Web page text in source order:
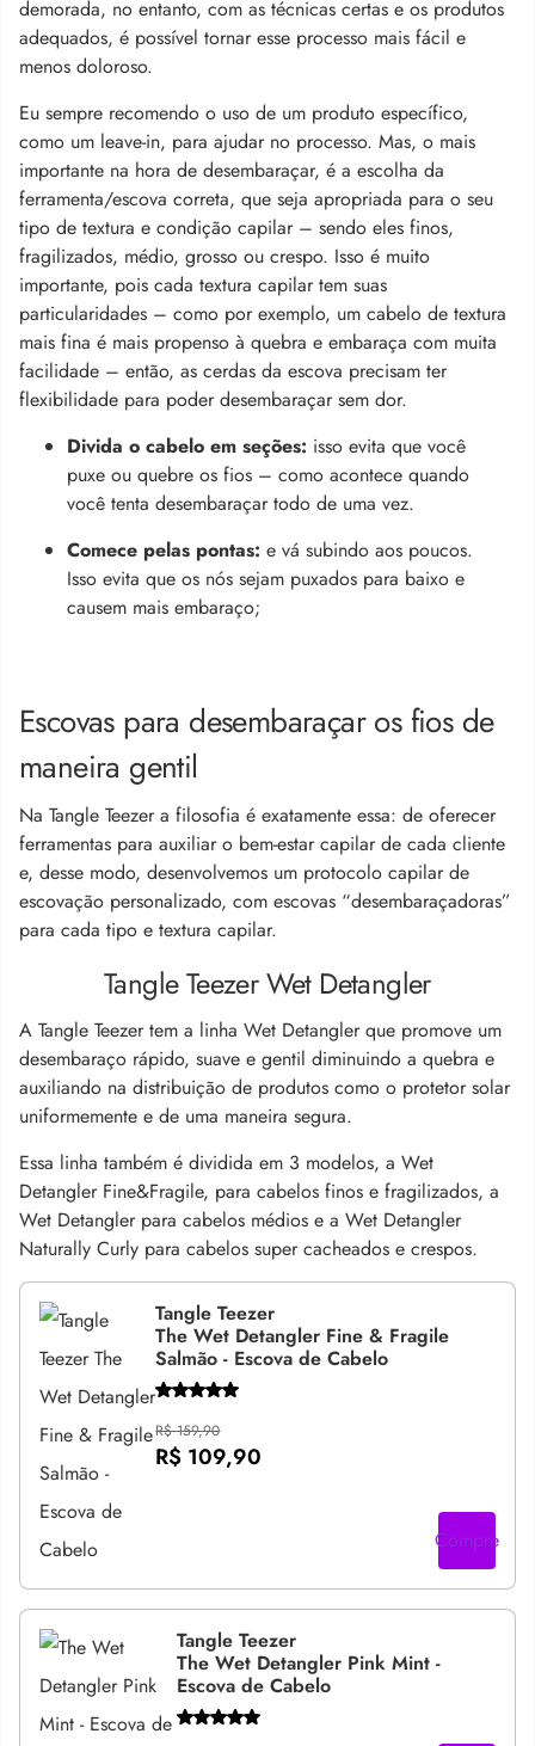
demorada, no entanto, com as técnicas certas e os produtos
adequados, é possível tornar esse processo mais fácil e
menos doloroso.
Eu sempre recomendo o uso de um produto específico,
como um leave-in, para ajudar no processo. Mas, o mais
importante na hora de desembaraçar, é a escolha da
ferramenta/escova correta, que seja apropriada para o seu
tipo de textura e condição capilar – sendo eles finos,
fragilizados, médio, grosso ou crespo. Isso é muito
importante, pois cada textura capilar tem suas
particularidades – como por exemplo, um cabelo de textura
mais fina é mais propenso à quebra e embaraça com muita
facilidade – então, as cerdas da escova precisam ter
flexibilidade para poder desembaraçar sem dor.
Divida o cabelo em seções: isso evita que você
puxe ou quebre os fios – como acontece quando
você tenta desembaraçar todo de uma vez.
Comece pelas pontas: e vá subindo aos poucos.
Isso evita que os nós sejam puxados para baixo e
causem mais embaraço;
Escovas para desembaraçar os fios de
maneira gentil
Na Tangle Teezer a filosofia é exatamente essa: de oferecer
ferramentas para auxiliar o bem-estar capilar de cada cliente
e, desse modo, desenvolvemos um protocolo capilar de
escovação personalizado, com escovas “desembaraçadoras”
para cada tipo e textura capilar.
Tangle Teezer Wet Detangler
A Tangle Teezer tem a linha Wet Detangler que promove um
desembaraço rápido, suave e gentil diminuindo a quebra e
auxiliando na distribuição de produtos como o protetor solar
uniformemente e de uma maneira segura.
Essa linha também é dividida em 3 modelos, a Wet
Detangler Fine&Fragile, para cabelos finos e fragilizados, a
Wet Detangler para cabelos médios e a Wet Detangler
Naturally Curly para cabelos super cacheados e crespos.
Tangle Teezer
The Wet Detangler Fine & Fragile
Salmão - Escova de Cabelo
R$ 159,90
R$ 109,90
Compre
Tangle Teezer
The Wet Detangler Pink Mint -
Escova de Cabelo